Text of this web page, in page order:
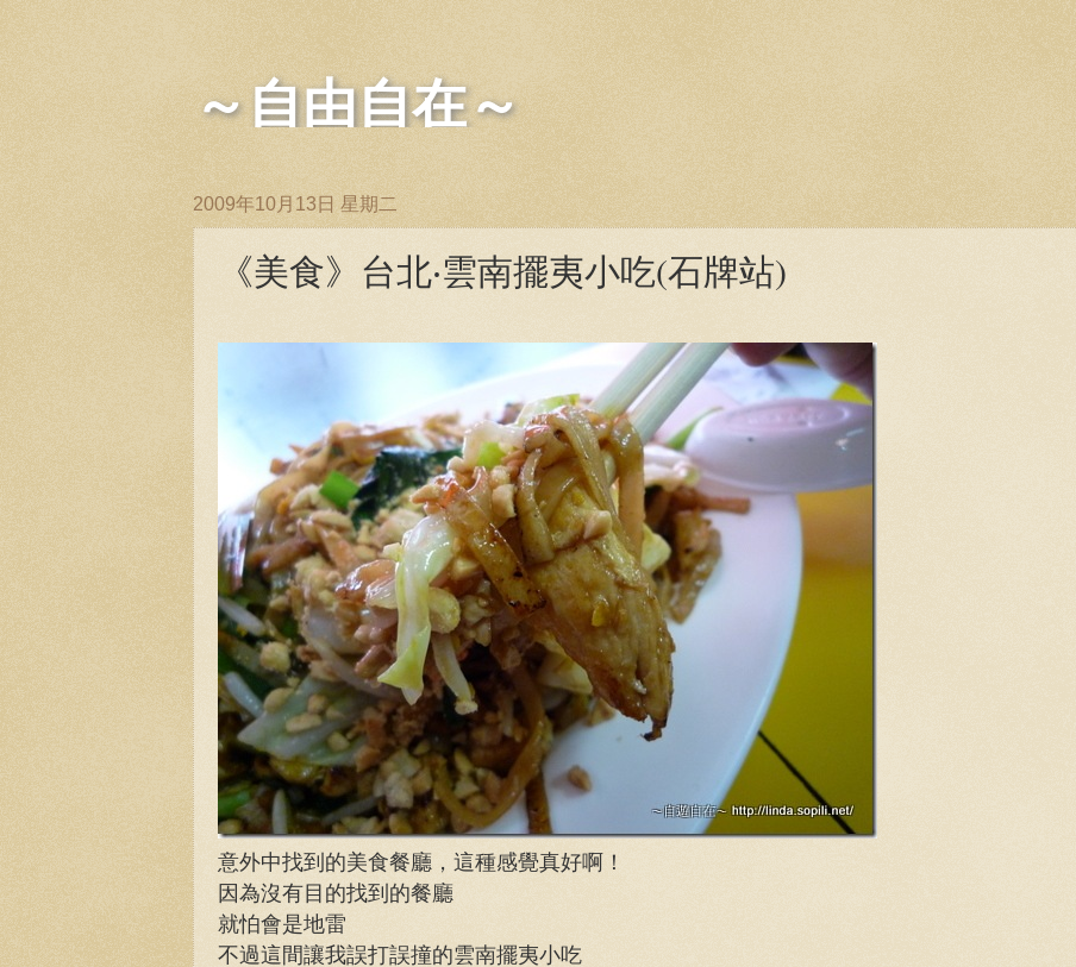
～自由自在～
2009年10月13日 星期二
《美食》台北‧雲南擺夷小吃(石牌站)
意外中找到的美食餐廳，這種感覺真好啊！
因為沒有目的找到的餐廳
就怕會是地雷
不過這間讓我誤打誤撞的雲南擺夷小吃